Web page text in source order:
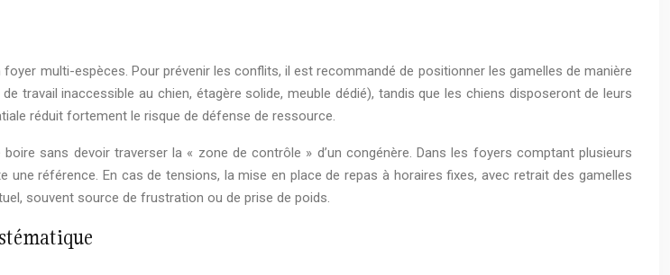
multi-espèces. Pour prévenir les conflits, il est recommandé de positionner les gamelles de manière
travail inaccessible au chien, étagère solide, meuble dédié), tandis que les chiens disposeront de leurs
réduit fortement le risque de défense de ressource.
sans devoir traverser la « zone de contrôle » d’un congénère. Dans les foyers comptant plusieurs
référence. En cas de tensions, la mise en place de repas à horaires fixes, avec retrait des gamelles
souvent source de frustration ou de prise de poids.